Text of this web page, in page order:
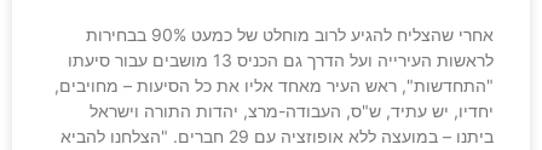
אחרי שהצליח להגיע לרוב מוחלט של כמעט 90% בבחירות
לראשות העירייה ועל הדרך גם הכניס 13 מושבים עבור סיעתו
"התחדשות", ראש העיר מאחד אליו את כל הסיעות – מחויבים,
יחדיו, יש עתיד, ש"ס, העבודה-מרצ, יהדות התורה וישראל
ביתנו – במועצה ללא אופוזציה עם 29 חברים. "הצלחנו להביא